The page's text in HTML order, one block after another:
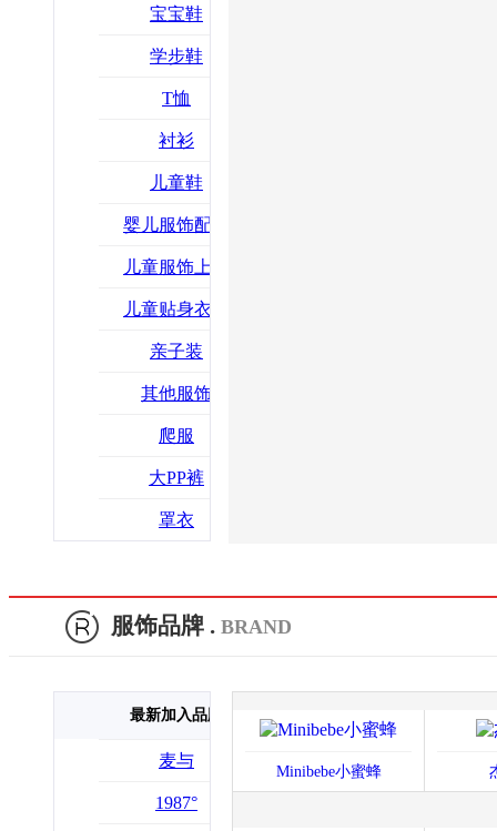
宝宝鞋
学步鞋
T恤
衬衫
儿童鞋
婴儿服饰配饰
儿童服饰上装
儿童贴身衣物
亲子装
其他服饰
爬服
大PP裤
罩衣
服饰品牌 . BRAND
最新加入品牌
麦与
1987°
Minibebe小蜜蜂